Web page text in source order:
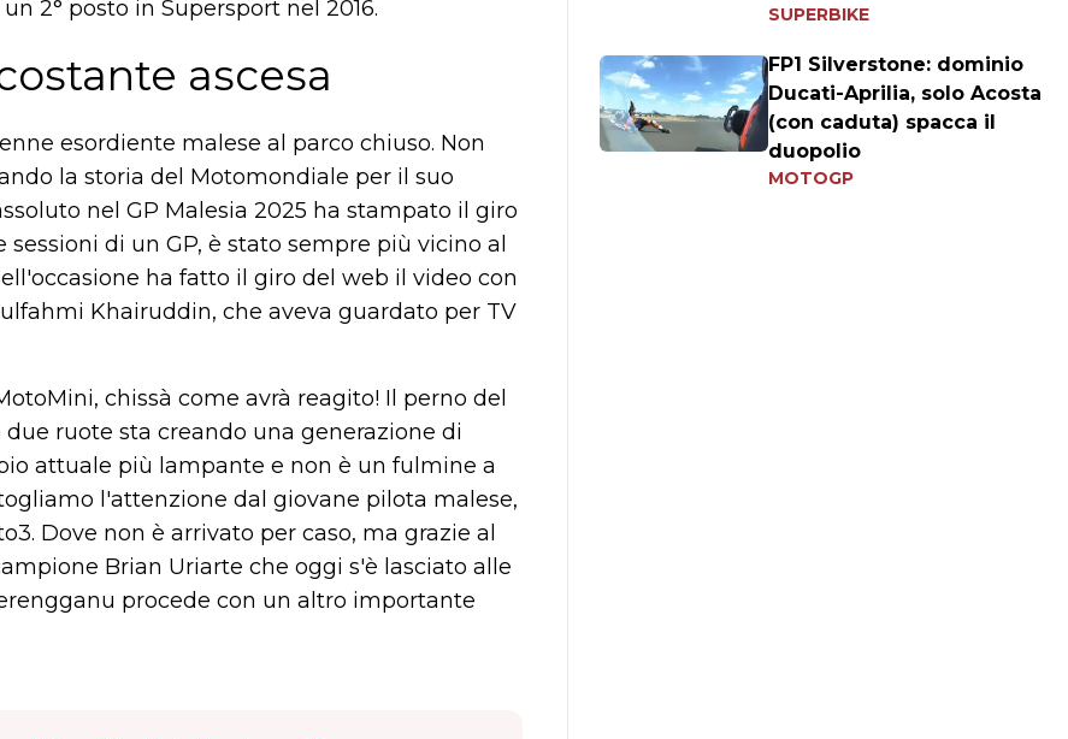
2° posto in Supersport nel 2016.
ascesa
esordiente malese al parco chiuso. Non
la storia del Motomondiale per il suo
nel GP Malesia 2025 ha stampato il giro
di un GP, è stato sempre più vicino al
ha fatto il giro del web il video con
Khairuddin, che aveva guardato per TV
chissà come avrà reagito! Il perno del
ruote sta creando una generazione di
attuale più lampante e non è un fulmine a
l'attenzione dal giovane pilota malese,
Dove non è arrivato per caso, ma grazie al
Brian Uriarte che oggi s'è lasciato alle
procede con un altro importante
SUPERBIKE
FP1 Silverstone: dominio
Ducati-Aprilia, solo Acosta
(con caduta) spacca il
duopolio
MOTOGP